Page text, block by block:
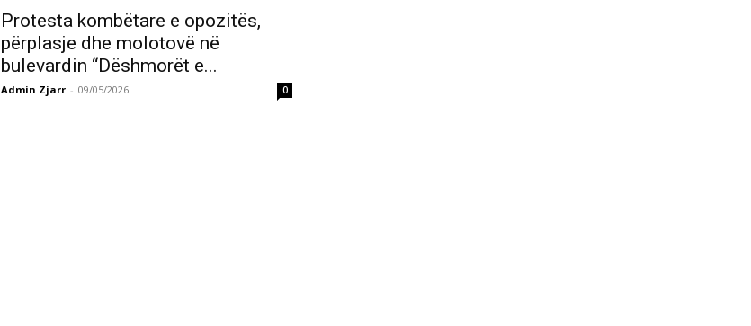
Protesta kombëtare e opozitës,
përplasje dhe molotovë në
bulevardin “Dëshmorët e...
Admin Zjarr - 09/05/2026 0